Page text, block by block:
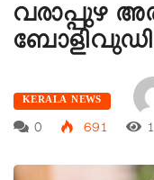
വരാപ്പുഴ
KERALA NEWS
0
691